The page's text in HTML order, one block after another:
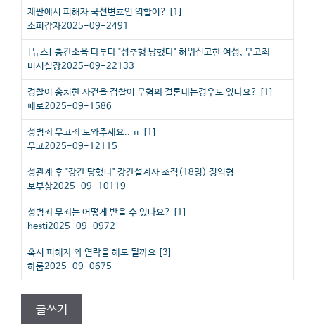
재판에서 피해자 국선변호인 역할이? [1 ]
소피감자2025-09-2491
[뉴스] 층간소음 다투다 "성추행 당했다" 허위신고한 여성, 무고죄
비서실장2025-09-22133
경찰이 송치한 사건을 검찰이 무혐의 결론내는경우도 있나요? [1 ]
페로2025-09-1586
성범죄 무고죄 도와주세요.. ㅠ [1 ]
무고2025-09-12115
성관계 후 "강간 당했다" 강간설계사 조직(18명) 징역형
보부상2025-09-10119
성범죄 무죄는 어떻게 받을 수 있나요? [1 ]
hesti2025-09-0972
혹시 피해자 와 연락을 해도 될까요 [3]
하룸2025-09-0675
글쓰기